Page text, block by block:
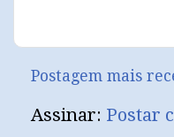
Postagem mais
Assinar: Postar